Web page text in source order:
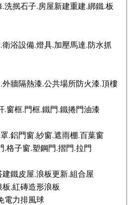
洗抿石子.房屋新建重建.綁鐵.板
浴設備.燈具.加壓馬達.防水抓
牆隔熱漆.公共場所防火漆.頂樓
.窗框.門框.鐵門.鐵捲門油漆
.鋁門窗.紗窗.遮雨棚.百葉窗
.格子窗.塑鋼門.摺門.拉門
鐵皮屋.浪板更新.組合屋
.紅磚造形浪板
電力排風球